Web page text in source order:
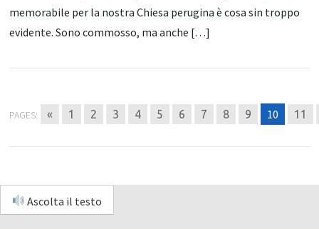
memorabile per la nostra Chiesa perugina è cosa sin troppo
evidente. Sono commosso, ma anche […]
PAGES: « 1 2 3 4 5 6 7 8 9 10 11
Ascolta il testo